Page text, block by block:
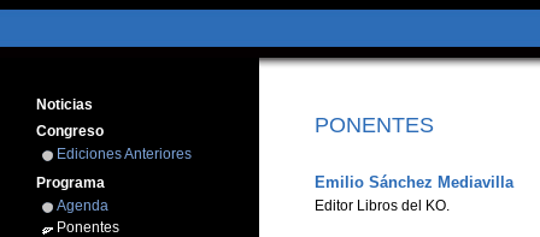
Noticias
Congreso
Ediciones Anteriores
Programa
Agenda
Ponentes
PONENTES
Emilio Sánchez Mediavilla
Editor Libros del KO.